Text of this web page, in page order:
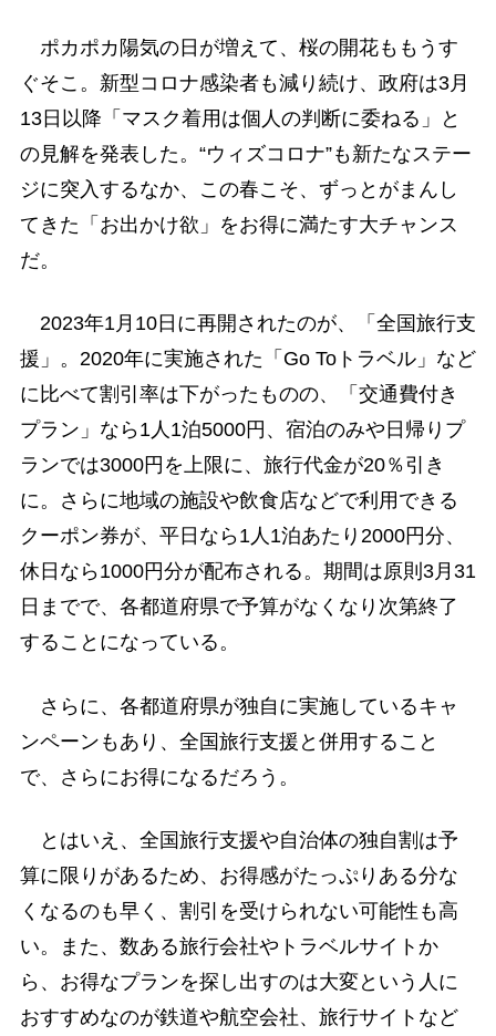
ポカポカ陽気の日が増えて、桜の開花ももうす
ぐそこ。新型コロナ感染者も減り続け、政府は3月
13日以降「マスク着用は個人の判断に委ねる」と
の見解を発表した。“ウィズコロナ”も新たなステー
ジに突入するなか、この春こそ、ずっとがまんし
てきた「お出かけ欲」をお得に満たす大チャンス
だ。
2023年1月10日に再開されたのが、「全国旅行支
援」。2020年に実施された「Go Toトラベル」など
に比べて割引率は下がったものの、「交通費付き
プラン」なら1人1泊5000円、宿泊のみや日帰りプ
ランでは3000円を上限に、旅行代金が20％引き
に。さらに地域の施設や飲食店などで利用できる
クーポン券が、平日なら1人1泊あたり2000円分、
休日なら1000円分が配布される。期間は原則3月31
日までで、各都道府県で予算がなくなり次第終了
することになっている。
さらに、各都道府県が独自に実施しているキャ
ンペーンもあり、全国旅行支援と併用すること
で、さらにお得になるだろう。
とはいえ、全国旅行支援や自治体の独自割は予
算に限りがあるため、お得感がたっぷりある分な
くなるのも早く、割引を受けられない可能性も高
い。また、数ある旅行会社やトラベルサイトか
ら、お得なプランを探し出すのは大変という人に
おすすめなのが鉄道や航空会社、旅行サイトなど